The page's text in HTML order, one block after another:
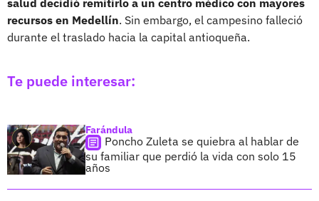
recursos en Medellín. Sin embargo, el campesino falleció
durante el traslado hacia la capital antioqueña.
Te puede interesar:
Farándula
Poncho Zuleta se quiebra al hablar de
su familiar que perdió la vida con solo 15
años